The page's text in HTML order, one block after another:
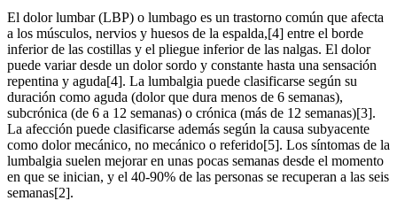
El dolor lumbar (LBP) o lumbago es un trastorno común que afecta
a los músculos, nervios y huesos de la espalda,[4] entre el borde
inferior de las costillas y el pliegue inferior de las nalgas. El dolor
puede variar desde un dolor sordo y constante hasta una sensación
repentina y aguda[4]. La lumbalgia puede clasificarse según su
duración como aguda (dolor que dura menos de 6 semanas),
subcrónica (de 6 a 12 semanas) o crónica (más de 12 semanas)[3].
La afección puede clasificarse además según la causa subyacente
como dolor mecánico, no mecánico o referido[5]. Los síntomas de la
lumbalgia suelen mejorar en unas pocas semanas desde el momento
en que se inician, y el 40-90% de las personas se recuperan a las seis
semanas[2].